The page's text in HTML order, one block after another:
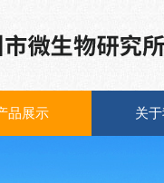
品展示 关